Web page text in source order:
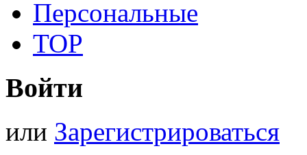
Персональные
TOP
Войти
или Зарегистрироваться